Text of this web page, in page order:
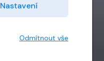
Nastavení
Odmítnout vše